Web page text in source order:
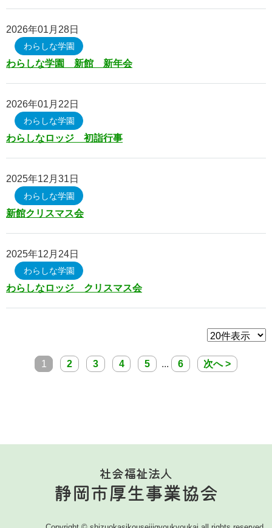
施設設備・具体的な取り組み
わらしなロッジ
通所の流れ・料金・QA
年間行事・1日の流れ
施設設備・具体的な取り組み
わらしなホーム
相談支援センターわらしな
お問い合わせフォーム
サイトマップ
2026年01月28日
わらしな学園
わらしな学園 新館 新年会
2026年01月22日
わらしな学園
わらしなロッジ 初詣行事
2025年12月31日
わらしな学園
新館クリスマス会
2025年12月24日
わらしな学園
わらしなロッジ クリスマス会
1 2 3 4 5 ... 6 次へ >
社会福祉法人
静岡市厚生事業協会